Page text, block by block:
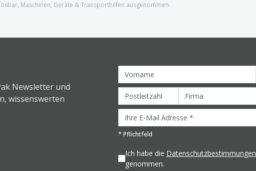
Maschinen, Geräte & Transporthilfen ausgenommen.
Newsletter und
wissenswerten
* Pflichtfeld
Ich habe die Datenschutzbestimmungen
genommen.